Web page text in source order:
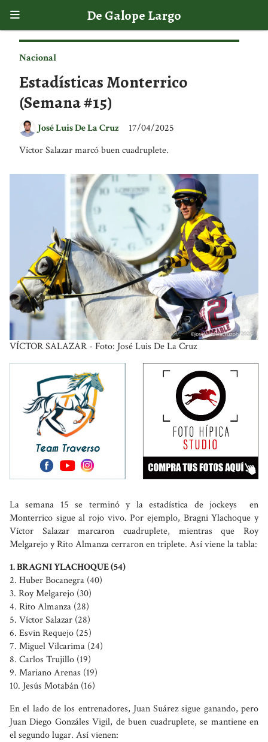
De Galope Largo
Estadísticas Monterrico
(Semana #15)
Víctor Salazar marcó buen cuadruplete.
Nacional
17/04/2025
José Luis De La Cruz
VÍCTOR SALAZAR - Foto: José Luis De La Cruz
La semana 15 se terminó y la estadística de jockeys en
Monterrico sigue al rojo vivo. Por ejemplo, Bragni Ylachoque y
Víctor Salazar marcaron cuadruplete, mientras que Roy
Melgarejo y Rito Almanza cerraron en triplete. Así viene la tabla:
1. BRAGNI YLACHOQUE (54)
2. Huber Bocanegra (40)
3. Roy Melgarejo (30)
4. Rito Almanza (28)
5. Víctor Salazar (28)
6. Esvin Requejo (25)
7. Miguel Vilcarima (24)
8. Carlos Trujillo (19)
9. Mariano Arenas (19)
10. Jesús Motabán (16)
En el lado de los entrenadores, Juan Suárez sigue ganando, pero
Juan Diego Gonzáles Vigil, de buen cuadruplete, se mantiene en
el segundo lugar. Así vienen: